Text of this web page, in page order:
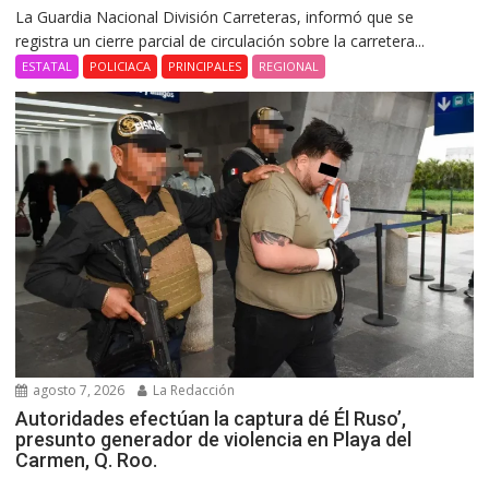
La Guardia Nacional División Carreteras, informó que se
registra un cierre parcial de circulación sobre la carretera...
ESTATAL POLICIACA PRINCIPALES REGIONAL
agosto 7, 2026 La Redacción
Autoridades efectúan la captura dé Él Ruso’,
presunto generador de violencia en Playa del
Carmen, Q. Roo.